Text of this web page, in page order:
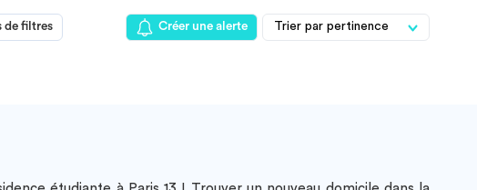
de filtres Créer une alerte